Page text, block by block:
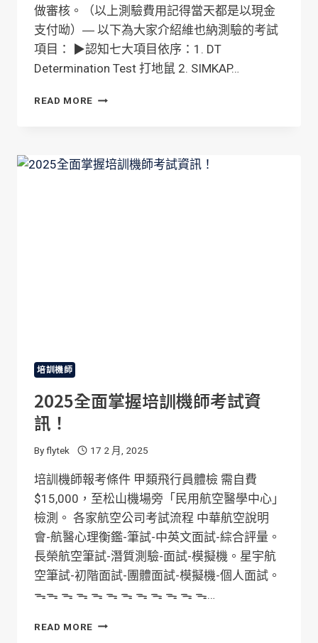
做審核。（以上測驗費用記得當天都是以現金
支付呦）― 以下為大家介紹維也納測驗的考試
項目： ▶︎認知七大項目依序：1. DT
Determination Test 打地鼠 2. SIMKAP…
READ MORE 2025
測
驗
培訓機師
2025全面掌握培訓機師考試資
訊！
Byflytek 17 2 月, 2025
培訓機師報考條件 甲類飛行員體檢 需自費
$15,000，至松山機場旁「民用航空醫學中心」
檢測。 各家航空公司考試流程 中華航空說明
會-航醫心理衡鑑-筆試-中英文面試-綜合評量。
長榮航空筆試-潛質測驗-面試-模擬機。星宇航
空筆試-初階面試-團體面試-模擬機-個人面試。
ᯓᯓ ᯓ ᯓ ᯓ ᯓ ᯓ ᯓ ᯓ ᯓ ᯓ ᯓ…
READ MORE 2025